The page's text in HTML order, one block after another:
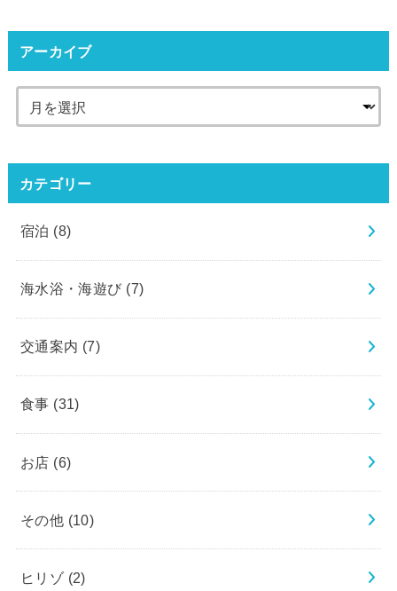
アーカイブ
カテゴリー
宿泊 (8)
海水浴・海遊び (7)
交通案内 (7)
食事 (31)
お店 (6)
その他 (10)
ヒリゾ (2)